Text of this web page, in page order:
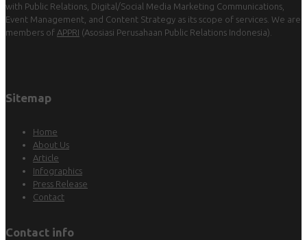
with Public Relations, Digital/Social Media Marketing Communications,
Event Management, and Content Strategy as its scope of services. We are
members of APPRI (Asosiasi Perusahaan Public Relations Indonesia).
Sitemap
Home
About Us
Article
Infographics
Press Release
Contact
Contact info